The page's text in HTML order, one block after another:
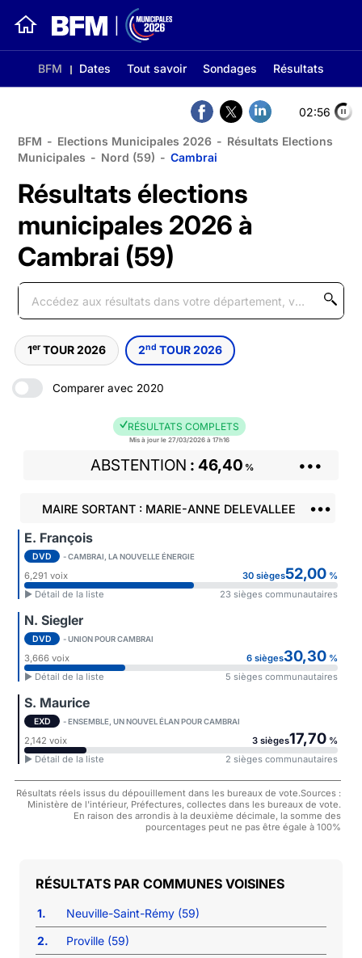
BFM Dates Tout savoir Sondages Résultats
02:56
BFM - Elections Municipales 2026 - Résultats Elections
Municipales - Nord (59) - Cambrai
Résultats élections
municipales 2026 à
Cambrai (59)
1er TOUR 2026 2nd TOUR 2026
Comparer avec 2020
RÉSULTATS COMPLETS
Mis à jour le 27/03/2026 à 17h16
ABSTENTION 46,40 % •••
MAIRE SORTANT : MARIE-ANNE DELEVALLEE •••
E. François
DVD - CAMBRAI, LA NOUVELLE ÉNERGIE
6,291 voix 30 sièges52,00%
► Détail de la liste
23 sièges communautaires
N. Siegler
DVD - UNION POUR CAMBRAI
3,666 voix 6 sièges30,30%
► Détail de la liste
5 sièges communautaires
S. Maurice
EXD - ENSEMBLE, UN NOUVEL ÉLAN POUR CAMBRAI
2,142 voix 3 sièges17,70%
► Détail de la liste
2 sièges communautaires
Résultats réels issus du dépouillement dans les bureaux de vote.Sources :
Ministère de l'intérieur, Préfectures, collectes dans les bureaux de vote.
En raison des arrondis à la deuxième décimale, la somme des
pourcentages peut ne pas être égale à 100%
COMMUNES VOISINES
1.
Neuville-Saint-Rémy (59)
2.
Proville (59)